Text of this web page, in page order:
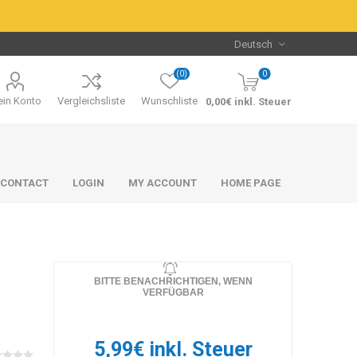
Konto Vergleichsliste Wunschliste
(0) 0
0,00€ inkl. Steuer
CONTACT LOGIN MY ACCOUNT HOME PAGE
BITTE BENACHRICHTIGEN, WENN
VERFÜGBAR
5,99€ inkl. Steuer